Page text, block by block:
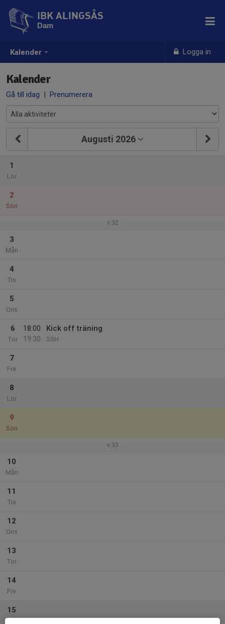
Kalender Logga in
IBK ALINGSÅS
Dam
Kalender
Gå till idag | Prenumerera
Augusti 2026
1
Lör
2
Sön
v.32
3
Mån
4
Tis
5
Ons
6
Tor
18:00
19:30
Kick off träning
SSH
7
Fre
8
Lör
9
Sön
v.33
10
Mån
11
Tis
12
Ons
13
Tor
14
Fre
15